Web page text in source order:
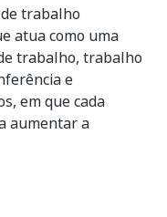
trabalho
atua como uma
trabalho, trabalho
e
em que cada
aumentar a